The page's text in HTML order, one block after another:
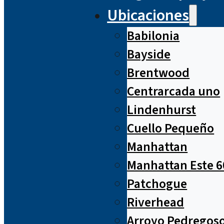
Ubicaciones
Babilonia
Bayside
Brentwood
Centrarcada uno
Lindenhurst
Cuello Pequeño
Manhattan
Manhattan Este
Patchogue
Riverhead